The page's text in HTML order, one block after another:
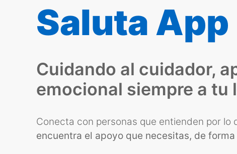
Saluta App
Cuidando al cuidador,
emocional siempre a tu
Conecta con personas que entienden por lo
encuentra el apoyo que necesitas, de